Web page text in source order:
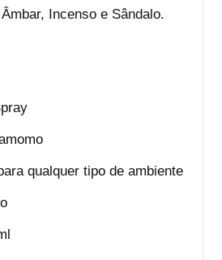
Âmbar, Incenso e Sândalo.
qualquer tipo de ambiente